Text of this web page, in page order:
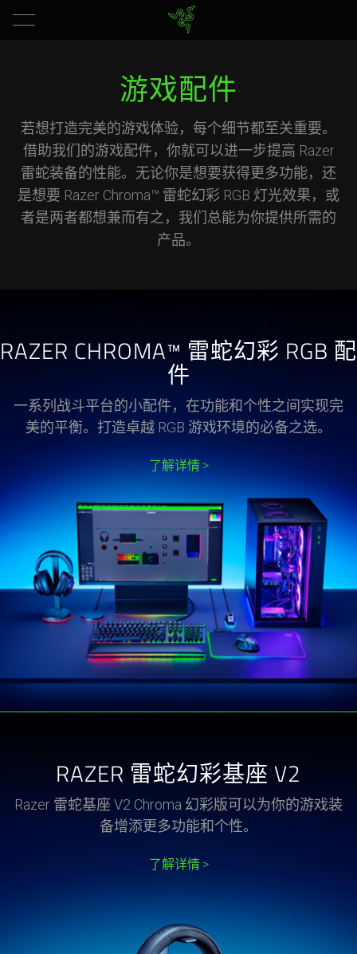
游戏配件
若想打造完美的游戏体验，每个细节都至关重要。
借助我们的游戏配件，你就可以进一步提高 Razer
雷蛇装备的性能。无论你是想要获得更多功能，还
是想要 Razer Chroma™ 雷蛇幻彩 RGB 灯光效果，或
者是两者都想兼而有之，我们总能为你提供所需的
产品。
RAZER CHROMA™ 雷蛇幻彩 RGB 配
件
一系列战斗平台的小配件，在功能和个性之间实现完
美的平衡。打造卓越 RGB 游戏环境的必备之选。
了解详情
RAZER 雷蛇幻彩基座 V2
Razer 雷蛇基座 V2 Chroma 幻彩版可以为你的游戏装
备增添更多功能和个性。
了解详情